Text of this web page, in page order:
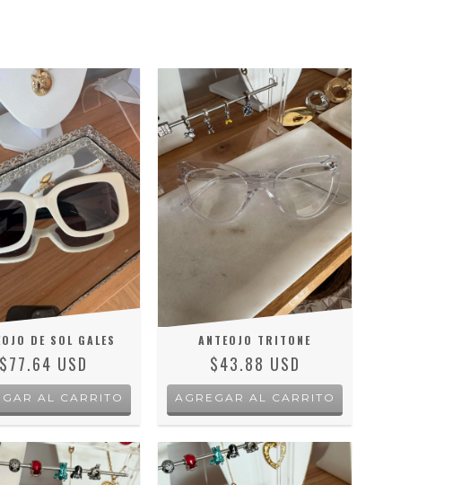
DE SOL GALES
$77.64 USD
ANTEOJO TRITONE
$43.88 USD